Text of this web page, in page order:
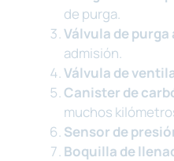
de purga.
Válvula de
admisión.
Válvula de
Canister de
muchos
Sensor de
Boquilla de